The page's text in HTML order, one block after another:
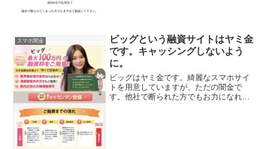
スマホ闇金
ビッグという融資サイトはヤミ金
です。キャッシングしないよう
に。
ビッグはヤミ金です。綺麗なスマホサイ
トを用意していますが、ただの闇金で
す。他社で断られた方でもお力になれま